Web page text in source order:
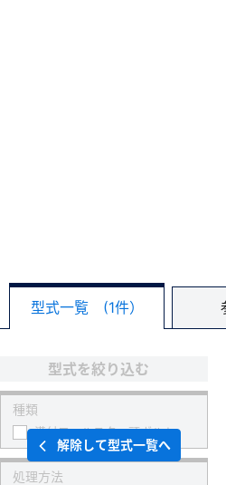
型式一覧 (1件）
型式を絞り込む
種類
溝付フィルスター頭ボルト
処理方法
解除して型式一覧へ